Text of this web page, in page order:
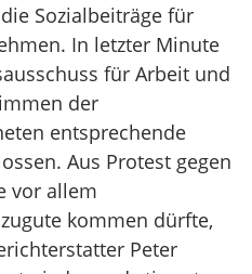
Sozialbeiträge für
In letzter Minute
für Arbeit und
der
entsprechende
Aus Protest gegen
vor allem
kommen dürfte,
Peter